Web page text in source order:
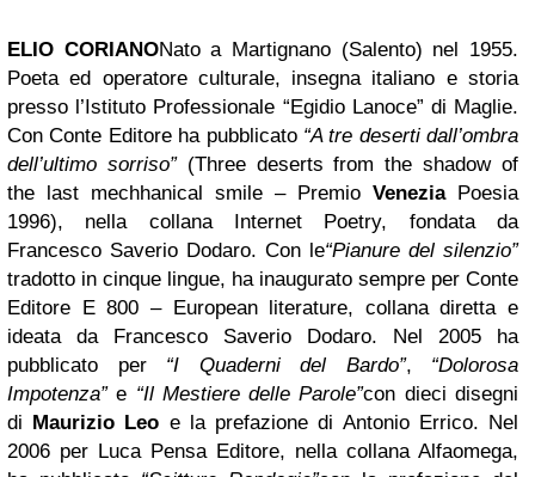
ELIO CORIANONato a Martignano (Salento) nel 1955.
Poeta ed operatore culturale, insegna italiano e storia
presso l’Istituto Professionale “Egidio Lanoce” di Maglie.
Con Conte Editore ha pubblicato “A tre deserti dall’ombra
dell’ultimo sorriso” (Three deserts from the shadow of
the last mechhanical smile – Premio VeneziaPoesia
1996), nella collana Internet Poetry, fondata da
Francesco Saverio Dodaro. Con le“Pianure del silenzio”
tradotto in cinque lingue, ha inaugurato sempre per Conte
Editore E 800 – European literature, collana diretta e
ideata da Francesco Saverio Dodaro. Nel 2005 ha
pubblicato per “I Quaderni del Bardo”, “Dolorosa
Impotenza”e “Il Mestiere delle Parole”con dieci disegni
di Maurizio Leo e la prefazione di Antonio Errico. Nel
2006 per Luca Pensa Editore, nella collana Alfaomega,